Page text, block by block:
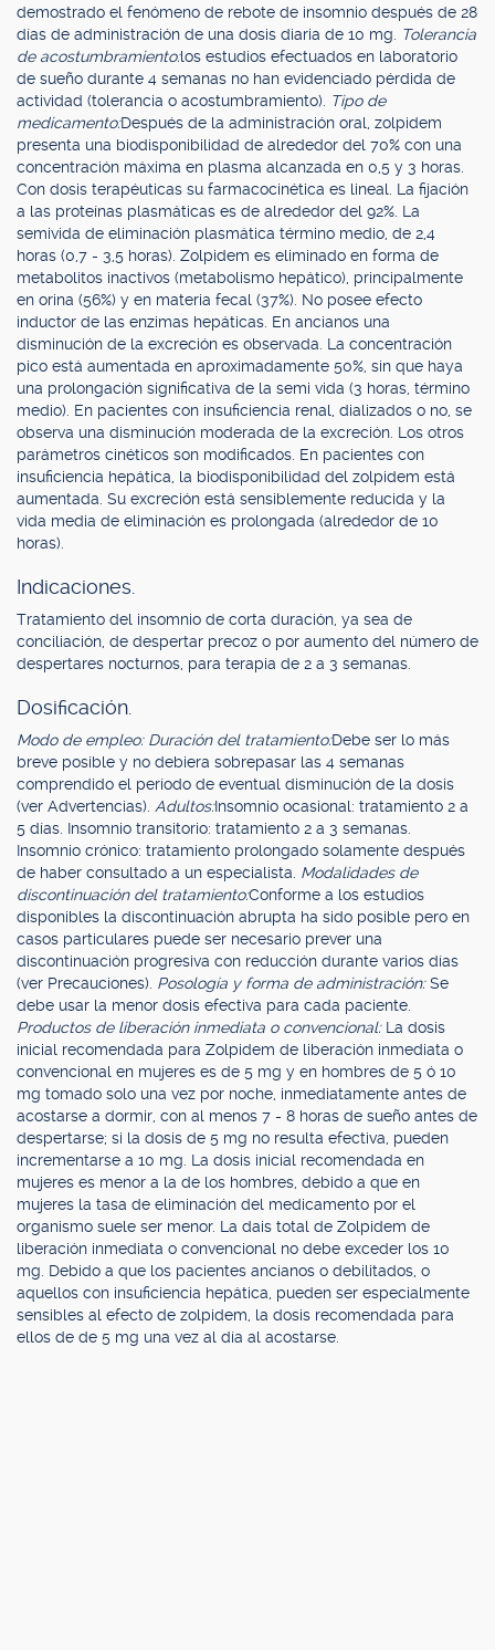
demostrado el fenómeno de rebote de insomnio después de 28
días de administración de una dosis diaria de 10 mg.
Tolerancia
de acostumbramiento:los estudios efectuados en laboratorio
de sueño durante 4 semanas no han evidenciado pérdida de
actividad (tolerancia o acostumbramiento). Tipo de
medicamento:Después de la administración oral, zolpidem
presenta una biodisponibilidad de alrededor del 70% con una
concentración máxima en plasma alcanzada en 0,5 y 3 horas.
Con dosis terapéuticas su farmacocinética es lineal. La fijación
a las proteínas plasmáticas es de alrededor del 92%. La
semivida de eliminación plasmática término medio, de 2,4
horas (0,7 - 3,5 horas). Zolpidem es eliminado en forma de
metabolitos inactivos (metabolismo hepático), principalmente
en orina (56%) y en materia fecal (37%). No posee efecto
inductor de las enzimas hepáticas. En ancianos una
disminución de la excreción es observada. La concentración
pico está aumentada en aproximadamente 50%, sin que haya
una prolongación significativa de la semi vida (3 horas, término
medio). En pacientes con insuficiencia renal, dializados o no, se
observa una disminución moderada de la excreción. Los otros
parámetros cinéticos son modificados. En pacientes con
insuficiencia hepática, la biodisponibilidad del zolpidem está
aumentada. Su excreción está sensiblemente reducida y la
vida media de eliminación es prolongada (alrededor de 10
horas).
Indicaciones.
Tratamiento del insomnio de corta duración, ya sea de
conciliación, de despertar precoz o por aumento del número de
despertares nocturnos, para terapia de 2 a 3 semanas.
Dosificación.
Modo de empleo: Duración del tratamiento:Debe ser lo más
breve posible y no debiera sobrepasar las 4 semanas
comprendido el período de eventual disminución de la dosis
(ver Advertencias). Adultos:Insomnio ocasional: tratamiento 2 a
5 días. Insomnio transitorio: tratamiento 2 a 3 semanas.
Insomnio crónico: tratamiento prolongado solamente después
de haber consultado a un especialista. Modalidades de
discontinuación del tratamiento:Conforme a los estudios
disponibles la discontinuación abrupta ha sido posible pero en
casos particulares puede ser necesario prever una
discontinuación progresiva con reducción durante varios días
(ver Precauciones). Posología y forma de administración:Se
debe usar la menor dosis efectiva para cada paciente.
Productos de liberación inmediata o convencional: La dosis
inicial recomendada para Zolpidem de liberación inmediata o
convencional en mujeres es de 5 mg y en hombres de 5 ó 10
mg tomado solo una vez por noche, inmediatamente antes de
acostarse a dormir, con al menos 7 - 8 horas de sueño antes de
despertarse; si la dosis de 5 mg no resulta efectiva, pueden
incrementarse a 10 mg. La dosis inicial recomendada en
mujeres es menor a la de los hombres, debido a que en
mujeres la tasa de eliminación del medicamento por el
organismo suele ser menor. La dais total de Zolpidem de
liberación inmediata o convencional no debe exceder los 10
mg. Debido a que los pacientes ancianos o debilitados, o
aquellos con insuficiencia hepática, pueden ser especialmente
sensibles al efecto de zolpidem, la dosis recomendada para
ellos de de 5 mg una vez al día al acostarse.